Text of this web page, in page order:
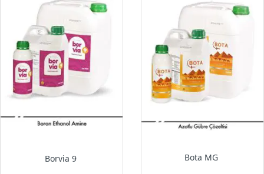
Borvia 9 Bota MG